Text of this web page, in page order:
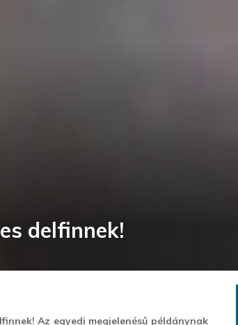
delfinnek!
Az egyedi megjelenésű példánynak